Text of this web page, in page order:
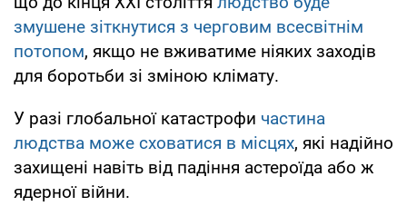
змушене зіткнутися з черговим всесвітнім
потопом, якщо не вживатиме ніяких заходів
для боротьби зі зміною клімату.
У разі глобальної катастрофи частина
людства може сховатися в місцях, які надійно
захищені навіть від падіння астероїда або ж
ядерної війни.